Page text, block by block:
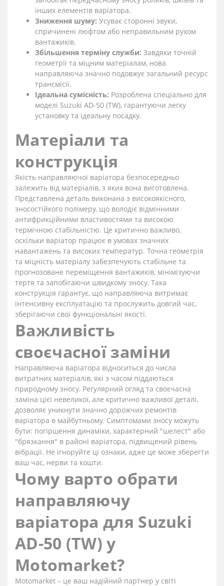
інших елементів варіатора.
Зниження шуму: Усуває сторонні звуки,
спричинені люфтом або неправильним рухом
вантажиків.
Збільшення терміну служби: Завдяки точній
геометрії та міцним матеріалам, нова
направляюча значно подовжує загальний ресурс
трансмісії.
Ідеальна сумісність: Розроблена спеціально для
моделі Suzuki AD-50 (TW), гарантуючи легку
установку та ідеальну посадку.
Матеріали та
конструкція
Якість направляючої варіатора безпосередньо
залежить від матеріалів, з яких вона виготовлена.
Представлена деталь виконана з високоякісного,
зносостійкого полімеру, що володіє відмінними
антифрикційними властивостями та високою
термічною стабільністю. Це критично важливо,
оскільки варіатор працює в умовах значних
навантажень та високих температур. Точна геометрія
та міцність матеріалу забезпечують стабільне та
прогнозоване переміщення вантажиків, мінімізуючи
тертя та запобігаючи швидкому зносу. Така
конструкція гарантує, що направляюча витримає
інтенсивну експлуатацію та прослужить довгий час,
зберігаючи свої функціональні якості.
Важливість
своєчасної заміни
Направляюча варіатора відноситься до числа
витратних матеріалів, які з часом піддаються
природному зносу. Регулярний огляд та своєчасна
заміна цієї невеликої, але критично важливої деталі,
дозволяє уникнути значно дорожчих ремонтів
варіатора в майбутньому. Симптомами зносу можуть
бути: погіршення динаміки, характерний "шелест" або
"брязкання" в районі варіатора, підвищений рівень
вібрації. Не ігноруйте ці ознаки, адже це може зберегти
ваш час, нерви та кошти.
Чому варто обрати
направляючу
варіатора для Suzuki
AD-50 (TW) у
Motomarket?
Motomarket – це ваш надійний партнер у світі